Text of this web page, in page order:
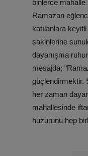
binlerce mahalle
Ramazan
katılanlara
sakinlerine
dayanışma
mesajda;
güçlendirmektir.
her zaman
mahallesinde
huzurunu hep